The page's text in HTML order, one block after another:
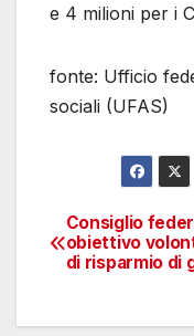
e 4 milioni per i
fonte: Ufficio
sociali (UFAS)
articoli
Consiglio
obiettivo
di risparmio di